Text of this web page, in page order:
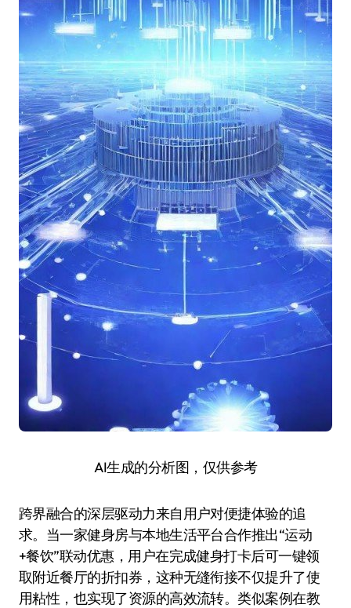
AI生成的分析图，仅供参考
跨界融合的深层驱动力来自用户对便捷体验的追
求。当一家健身房与本地生活平台合作推出“运动
+餐饮”联动优惠，用户在完成健身打卡后可一键领
取附近餐厅的折扣券，这种无缝衔接不仅提升了使
用粘性，也实现了资源的高效流转。类似案例在教